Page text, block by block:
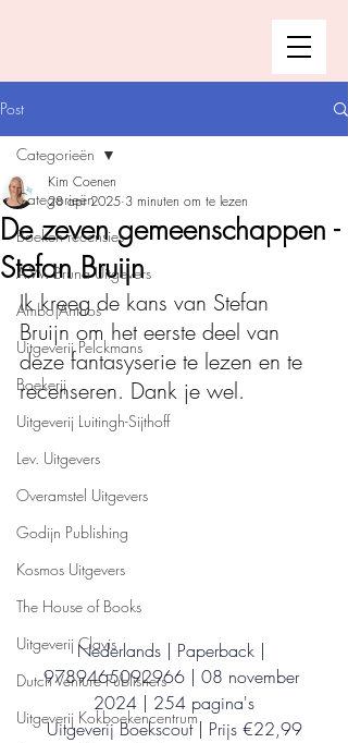
Post
Categorieën
Boeken recensies
A.W. Bruna Uitgevers
Ambo|Anthos
Uitgeverij Pelckmans
Boekerij
Uitgeverij Luitingh-Sijthoff
Lev. Uitgevers
Overamstel Uitgevers
Godijn Publishing
Kosmos Uitgevers
The House of Books
Uitgeverij Clavis
Dutch Venture Publishers
Uitgeverij Kokboekencentrum
Categorieën
De zeven gemeenschappen -
Stefan Bruijn
Kim Coenen
28 apr 2025 3 minuten om te lezen
Ik kreeg de kans van Stefan
Bruijn om het eerste deel van
deze fantasyserie te lezen en te
recenseren. Dank je wel.
Nederlands | Paperback |
9789465092966 | 08 november
2024 | 254 pagina's
Uitgeverij Boekscout | Prijs €22,99